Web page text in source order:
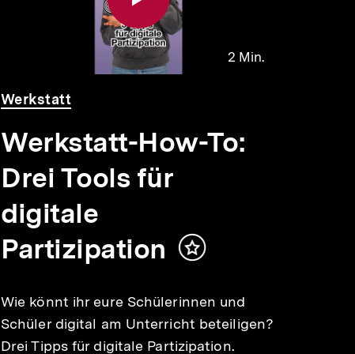
2 Min.
Video
Dauer
2
Min.
Werkstatt
Werkstatt-How-To:
Drei Tools für
digitale
Partizipation
Inhalt
Wie könnt ihr eure Schülerinnen und
Schüler digital am Unterricht beteiligen?
Drei Tipps für digitale Partizipation.